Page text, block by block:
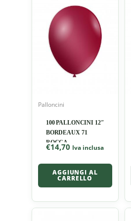
Palloncini
100 PALLONCINI 12″
BORDEAUX 71
ROCCA
€14,70 Iva inclusa
AGGIUNGI AL
CARRELLO